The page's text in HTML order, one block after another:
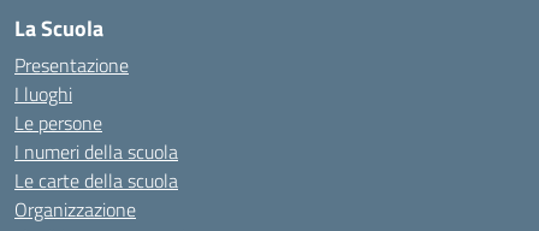
La Scuola
Presentazione
I luoghi
Le persone
I numeri della scuola
Le carte della scuola
Organizzazione